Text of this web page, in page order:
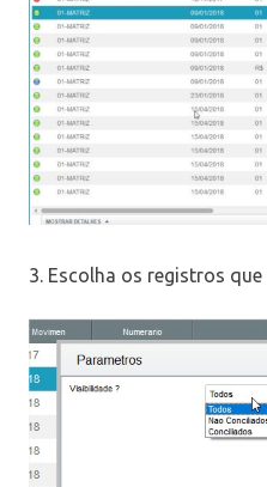
3. Escolha os registros